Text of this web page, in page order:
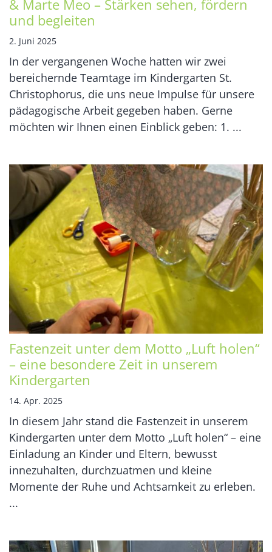
& Marte Meo – Stärken sehen, fördern
und begleiten
2. Juni 2025
In der vergangenen Woche hatten wir zwei
bereichernde Teamtage im Kindergarten St.
Christophorus, die uns neue Impulse für unsere
pädagogische Arbeit gegeben haben. Gerne
möchten wir Ihnen einen Einblick geben: 1. ...
Fastenzeit unter dem Motto „Luft holen“
– eine besondere Zeit in unserem
Kindergarten
14. Apr. 2025
In diesem Jahr stand die Fastenzeit in unserem
Kindergarten unter dem Motto „Luft holen“ – eine
Einladung an Kinder und Eltern, bewusst
innezuhalten, durchzuatmen und kleine
Momente der Ruhe und Achtsamkeit zu erleben.
...